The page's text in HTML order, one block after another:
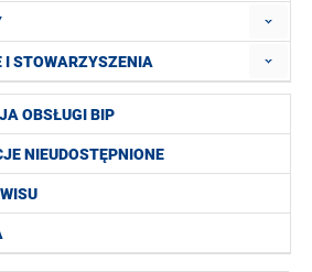
I STOWARZYSZENIA
OBSŁUGI BIP
NIEUDOSTĘPNIONE